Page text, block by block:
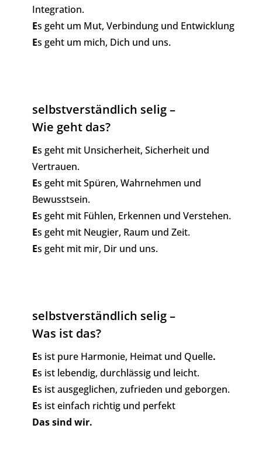
Integration.
Es geht um Mut, Verbindung und Entwicklung
Es geht um mich, Dich und uns.
selbstverständlich selig –
Wie geht das?
Es geht mit Unsicherheit, Sicherheit und
Vertrauen.
Es geht mit Spüren, Wahrnehmen und
Bewusstsein.
Es geht mit Fühlen, Erkennen und Verstehen.
Es geht mit Neugier, Raum und Zeit.
Es geht mit mir, Dir und uns.
selbstverständlich selig –
Was ist das?
Es ist pure Harmonie, Heimat und Quelle.
Es ist lebendig, durchlässig und leicht.
Es ist ausgeglichen, zufrieden und geborgen.
Es ist einfach richtig und perfekt
Das sind wir.